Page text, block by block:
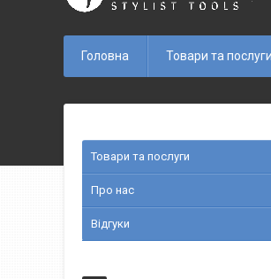
Головна Товари та послуги
Товари та послуги
Про нас
Відгуки